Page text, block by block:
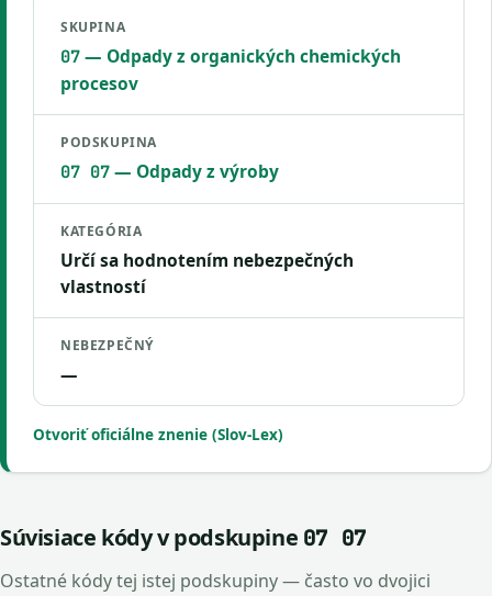
SKUPINA
07— Odpady z organických chemických
procesov
PODSKUPINA
07 07— Odpady z výroby
KATEGÓRIA
Určí sa hodnotením nebezpečných
vlastností
NEBEZPEČNÝ
—
Otvoriť oficiálne znenie (Slov-Lex)
Súvisiace kódy v podskupine 07 07
Ostatné kódy tej istej podskupiny — často vo dvojici